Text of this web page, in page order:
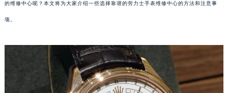
的维修中心呢？本文将为大家介绍一些选择靠谱的劳力士手表维修中心的方法和注意事
项。